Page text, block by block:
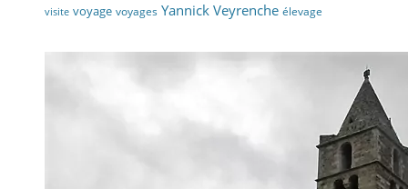
visite voyage voyages Yannick Veyrenche élevage